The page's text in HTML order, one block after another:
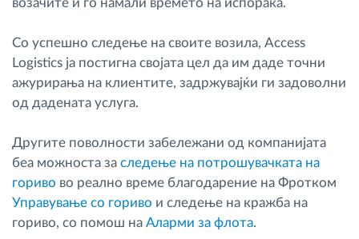
Со успешно следење на своите возила, Access
Logistics ја постигна својата цел да им даде точни
ажурирања на клиентите, задржувајќи ги задоволни
од дадената услуга.
Другите поволности забележани од компанијата
беа можноста за следење на потрошувачката на
гориво во реално време благодарение на Фротком
Управување со гориво и следење на кражба на
гориво, со помош на Аларми за флота.